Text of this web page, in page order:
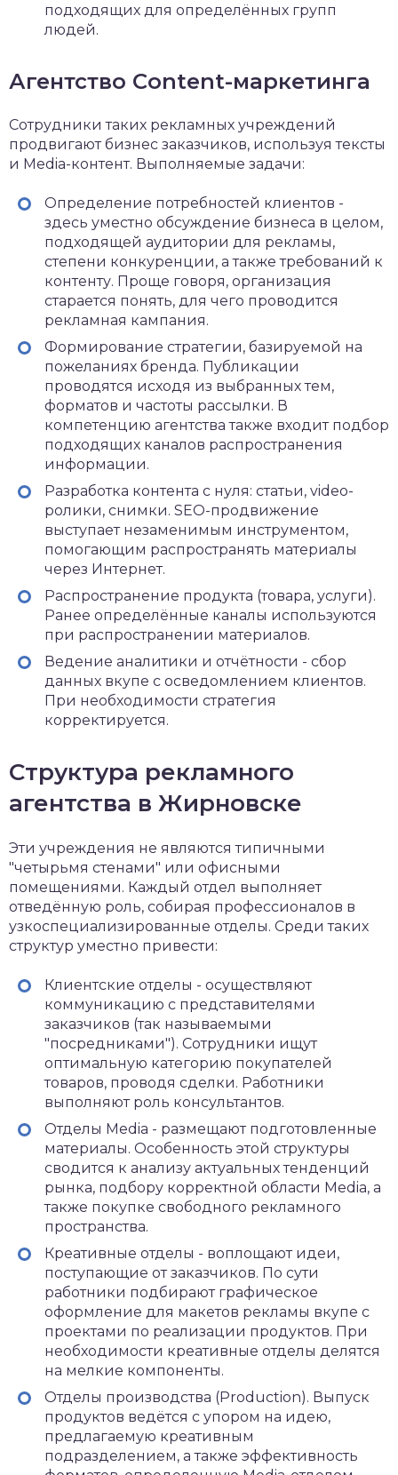
подходящих для определённых групп
людей.
Агентство Content-маркетинга
Сотрудники таких рекламных учреждений
продвигают бизнес заказчиков, используя тексты
и Media-контент. Выполняемые задачи:
Определение потребностей клиентов -
здесь уместно обсуждение бизнеса в целом,
подходящей аудитории для рекламы,
степени конкуренции, а также требований к
контенту. Проще говоря, организация
старается понять, для чего проводится
рекламная кампания.
Формирование стратегии, базируемой на
пожеланиях бренда. Публикации
проводятся исходя из выбранных тем,
форматов и частоты рассылки. В
компетенцию агентства также входит подбор
подходящих каналов распространения
информации.
Разработка контента с нуля: статьи, video-
ролики, снимки. SEO-продвижение
выступает незаменимым инструментом,
помогающим распространять материалы
через Интернет.
Распространение продукта (товара, услуги).
Ранее определённые каналы используются
при распространении материалов.
Ведение аналитики и отчётности - сбор
данных вкупе с осведомлением клиентов.
При необходимости стратегия
корректируется.
Структура рекламного
агентства в Жирновске
Эти учреждения не являются типичными
"четырьмя стенами" или офисными
помещениями. Каждый отдел выполняет
отведённую роль, собирая профессионалов в
узкоспециализированные отделы. Среди таких
структур уместно привести:
Клиентские отделы - осуществляют
коммуникацию с представителями
заказчиков (так называемыми
"посредниками"). Сотрудники ищут
оптимальную категорию покупателей
товаров, проводя сделки. Работники
выполняют роль консультантов.
Отделы Media - размещают подготовленные
материалы. Особенность этой структуры
сводится к анализу актуальных тенденций
рынка, подбору корректной области Media, а
также покупке свободного рекламного
пространства.
Креативные отделы - воплощают идеи,
поступающие от заказчиков. По сути
работники подбирают графическое
оформление для макетов рекламы вкупе с
проектами по реализации продуктов. При
необходимости креативные отделы делятся
на мелкие компоненты.
Отделы производства (Production). Выпуск
продуктов ведётся с упором на идею,
предлагаемую креативным
подразделением, а также эффективность